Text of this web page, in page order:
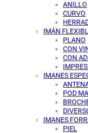
ANILLO
CURVO
IMÁN
PLANO
CON
CON
IMANES
POD
IMANES
PIEL